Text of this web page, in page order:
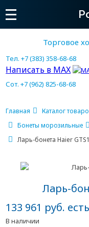
Торговое
Тел. +7 (383) 358-68-68
Написать в MAX
Сот. +7 (962) 825-68-68
Главная Каталог
Бонеты морозильные
Ларь-бонета Haier
Ларь-
133 961 руб.
В наличии